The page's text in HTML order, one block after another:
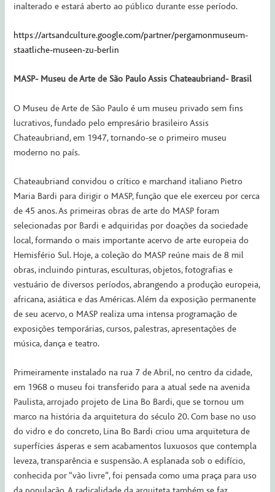
inalterado e estará aberto ao público durante esse período.
https://artsandculture.google.com/partner/pergamonmuseum-
staatliche-museen-zu-berlin
MASP- Museu de Arte de São Paulo Assis Chateaubriand- Brasil
O Museu de Arte de São Paulo é um museu privado sem fins
lucrativos, fundado pelo empre­sário brasileiro Assis
Chateaubriand, em 1947, tornando-se o primeiro museu
moderno no país.
Chateaubriand convidou o crítico e marchand italiano Pietro
Maria Bardi para dirigir o MASP, função que ele exerceu por cerca
de 45 anos. As primeiras obras de arte do MASP foram
selecionadas por Bardi e adquiridas por doações da sociedade
local, formando o mais importante acervo de arte europeia do
Hemisfério Sul. Hoje, a coleção do MASP reúne mais de 8 mil
obras, incluindo pinturas, esculturas, objetos, fotografias e
vestuário de diversos períodos, abrangendo a produção europeia,
africana, asiática e das Américas. Além da exposição permanente
de seu acervo, o MASP realiza uma intensa programação de
exposições temporárias, cursos, palestras, apresentações de
música, dança e teatro.
Primeiramente instalado na rua 7 de Abril, no centro da cidade,
em 1968 o museu foi transferido para a atual sede na avenida
Paulista, arrojado projeto de Lina Bo Bardi, que se tornou um
marco na história da arquitetura do século 20. Com base no uso
do vidro e do concreto, Lina Bo Bardi criou uma arquitetura de
superfícies ásperas e sem acabamentos luxuosos que contempla
leveza, transparência e suspensão. A esplanada sob o edifício,
conhecida por “vão livre”, foi pensada como uma praça para uso